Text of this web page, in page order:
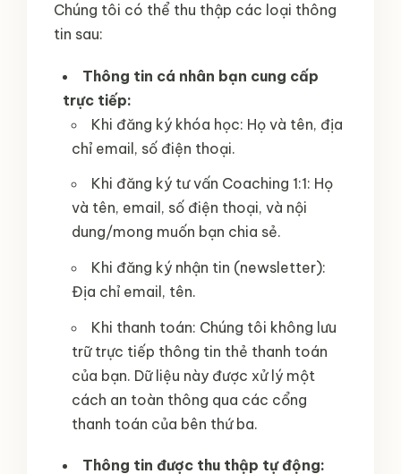
Chúng tôi có thể thu thập các loại thông
tin sau:
Thông tin cá nhân bạn cung cấp
trực tiếp:
Khi đăng ký khóa học: Họ và tên, địa
chỉ email, số điện thoại.
Khi đăng ký tư vấn Coaching 1:1: Họ
và tên, email, số điện thoại, và nội
dung/mong muốn bạn chia sẻ.
Khi đăng ký nhận tin (newsletter):
Địa chỉ email, tên.
Khi thanh toán: Chúng tôi không lưu
trữ trực tiếp thông tin thẻ thanh toán
của bạn. Dữ liệu này được xử lý một
cách an toàn thông qua các cổng
thanh toán của bên thứ ba.
Thông tin được thu thập tự động: